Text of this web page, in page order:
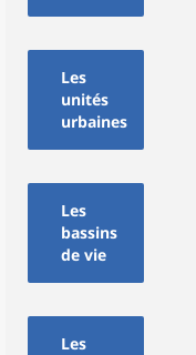
Les
unités
urbaines
Les
bassins
de vie
Les